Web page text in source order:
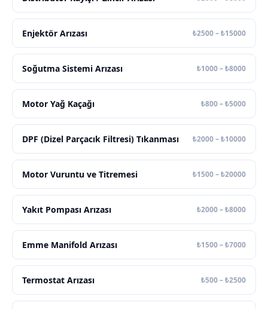
Enjektör Arızası ₺2500 – ₺15000
Soğutma Sistemi Arızası ₺1000 – ₺8000
Motor Yağ Kaçağı ₺800 – ₺5000
DPF (Dizel Parçacık Filtresi) Tıkanması ₺2000 – ₺10000
Motor Vuruntu ve Titremesi ₺1500 – ₺20000
Yakıt Pompası Arızası ₺2000 – ₺8000
Emme Manifold Arızası ₺1500 – ₺7000
Termostat Arızası ₺500 – ₺2500